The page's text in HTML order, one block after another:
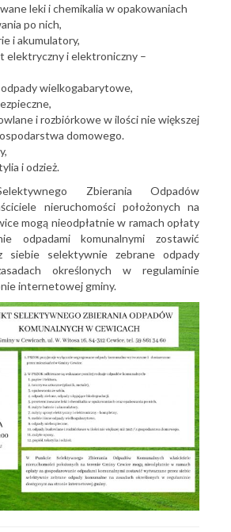
leki i chemikalia w opakowaniach
po nich,
i akumulatory,
elektryczny i elektroniczny –
wielkogabarytowe,
i rozbiórkowe w ilości nie większej
domowego.
i odzież.
Zbierania Odpadów
nieruchomości położonych na
mogą nieodpłatnie w ramach opłaty
odpadami komunalnymi zostawić
siebie selektywnie zebrane odpady
określonych w regulaminie
internetowej gminy.